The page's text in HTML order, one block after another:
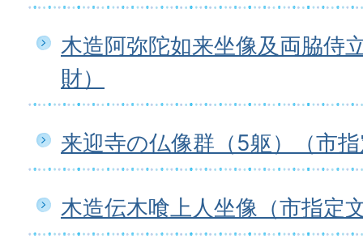
木造阿弥陀如来坐像及両脇侍
財）
来迎寺の仏像群（5躯）（市
木造伝木喰上人坐像（市指定